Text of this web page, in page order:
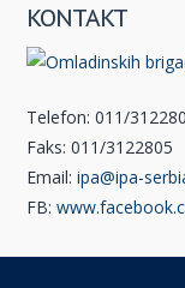
KONTAKT
Telefon: 011/
Faks: 011/3122805
Email:ipa@ipa-
FB: